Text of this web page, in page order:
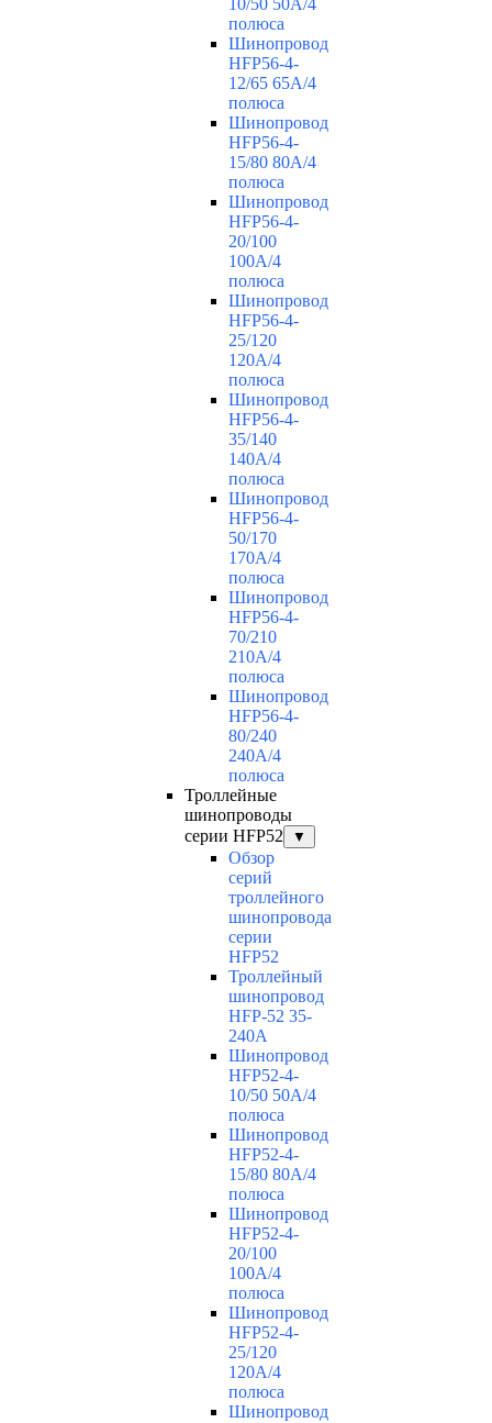
10/50 50А/4
полюса
Шинопровод
HFP56-4-
12/65 65А/4
полюса
Шинопровод
HFP56-4-
15/80 80А/4
полюса
Шинопровод
HFP56-4-
20/100
100А/4
полюса
Шинопровод
HFP56-4-
25/120
120А/4
полюса
Шинопровод
HFP56-4-
35/140
140А/4
полюса
Шинопровод
HFP56-4-
50/170
170А/4
полюса
Шинопровод
HFP56-4-
70/210
210А/4
полюса
Шинопровод
HFP56-4-
80/240
240А/4
полюса
Троллейные
шинопроводы
серии HFP52
▼
Обзор
серий
троллейного
шинопровода
серии
HFP52
Троллейный
шинопровод
HFP-52 35-
240А
Шинопровод
HFP52-4-
10/50 50A/4
полюса
Шинопровод
HFP52-4-
15/80 80A/4
полюса
Шинопровод
HFP52-4-
20/100
100А/4
полюса
Шинопровод
HFP52-4-
25/120
120А/4
полюса
Шинопровод